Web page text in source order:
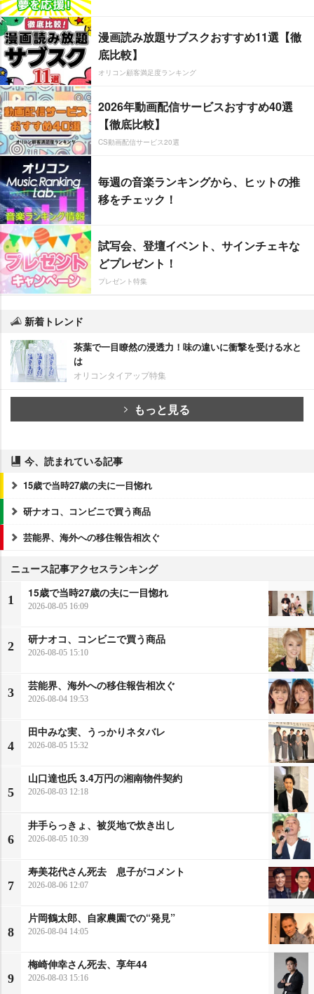
漫画読み放題サブスクおすすめ11選【徹
底比較】
オリコン顧客満足度ランキング
2026年動画配信サービスおすすめ40選
【徹底比較】
CS動画配信サービス20選
毎週の音楽ランキングから、ヒットの推
移をチェック！
試写会、登壇イベント、サインチェキな
どプレゼント！
プレゼント特集
新着トレンド
茶葉で一目瞭然の浸透力！味の違いに衝撃を受ける水と
は
オリコンタイアップ特集
もっと見る
今、読まれている記事
15歳で当時27歳の夫に一目惚れ
研ナオコ、コンビニで買う商品
芸能界、海外への移住報告相次ぐ
ニュース記事アクセスランキング
1
15歳で当時27歳の夫に一目惚れ
2026-08-05 16:09
2
研ナオコ、コンビニで買う商品
2026-08-05 15:10
3
芸能界、海外への移住報告相次ぐ
2026-08-04 19:53
4
田中みな実、うっかりネタバレ
2026-08-05 15:32
5
山口達也氏 3.4万円の湘南物件契約
2026-08-03 12:18
6
井手らっきょ、被災地で炊き出し
2026-08-05 10:39
7
寿美花代さん死去 息子がコメント
2026-08-06 12:07
8
片岡鶴太郎、自家農園での“発見”
2026-08-04 14:05
9
梅崎伸幸さん死去、享年44
2026-08-03 15:16